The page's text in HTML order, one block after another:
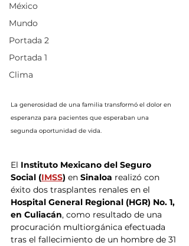
México
Mundo
Portada 2
Portada 1
Clima
La generosidad de una familia transformó el dolor en
esperanza para pacientes que esperaban una
segunda oportunidad de vida.
El Instituto Mexicano del Seguro
Social (IMSS) en Sinaloa realizó con
éxito dos trasplantes renales en el
Hospital General Regional (HGR) No. 1,
en Culiacán, como resultado de una
procuración multiorgánica efectuada
tras el fallecimiento de un hombre de 31